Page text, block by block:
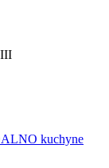
III
kuchyne